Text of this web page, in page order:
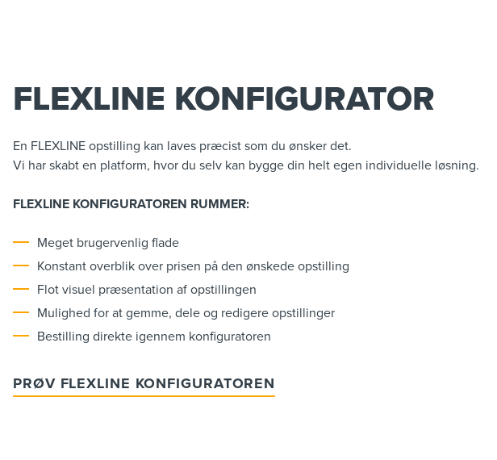
FLEXLINE KONFIGURATOR
En FLEXLINE opstilling kan laves præcist som du ønsker det.
Vi har skabt en platform, hvor du selv kan bygge din helt egen individuelle løsning.
FLEXLINE KONFIGURATOREN RUMMER:
Meget brugervenlig flade
Konstant overblik over prisen på den ønskede opstilling
Flot visuel præsentation af opstillingen
Mulighed for at gemme, dele og redigere opstillinger
Bestilling direkte igennem konfiguratoren
PRØV FLEXLINE KONFIGURATOREN